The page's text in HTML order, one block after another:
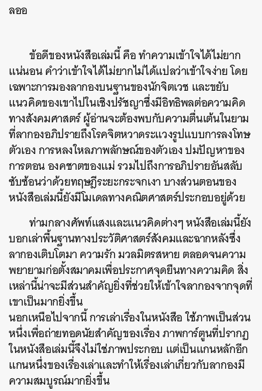
ลออ
ข้อดีของหนังสือเล่มนี้ คือ ทำความเข้าใจได้ไม่ยาก
แน่นอน คำว่าเข้าใจได้ไม่ยากไม่ได้แปลว่าเข้าใจง่าย โดย
เฉพาะการมองลากองบนฐานของนักจิตเวช และขยับ
แนวคิดของเขาไปในเชิงปรัชญาซึ่งมีอิทธิพลต่อความคิด
ทางสังคมศาสตร์ ผู้อ่านจะต้องพบกับความตื่นเต้นในยาม
ที่ลากองอภิปรายถึงโรคจิตหวาดระแวงรูปแบบการลงโทษ
ตัวเอง การหลงใหลภาพลักษณ์ของตัวเอง ปมปัญหาของ
การตอน องคชาตของแม่ รวมไปถึงการอภิปรายอันสลับ
ซับซ้อนว่าด้วยทฤษฎีระยะกระจกเงา บางส่วนตอนของ
หนังสือเล่มนี้ยังมีโมเดลทางคณิตศาสตร์ประกอบอยู่ด้วย
ท่ามกลางศัพท์แสงและแนวคิดต่างๆ หนังสือเล่มนี้ยัง
บอกเล่าพื้นฐานทางประวัติศาสตร์สังคมและฉากหลังซึ่ง
ลากองเติบโตมา ความรัก มวลมิตรสหาย ตลอดจนความ
พยายามก่อตั้งสมาคมเพื่อประกาศจุดยืนทางความคิด สิ่ง
เหล่านี้น่าจะมีส่วนสำคัญยิ่งที่ช่วยให้เข้าใจลากองจากจุดที่
เขาเป็นมากยิ่งขึ้น
นอกเหนือไปจากนี้ การเล่าเรื่องในหนังสือ ใช้ภาพเป็นส่วน
หนึ่งเพื่อถ่ายทอดนัยสำคัญของเรื่อง ภาพการ์ตูนที่ปรากฏ
ในหนังสือเล่มนี้จึงไม่ใช่ภาพประกอบ แต่เป็นแกนหลักอีก
แกนหนึ่งของเรื่องเล่าและทำให้เรื่องเล่าเกี่ยวกับลากองมี
ความสมบูรณ์มากยิ่งขึ้น